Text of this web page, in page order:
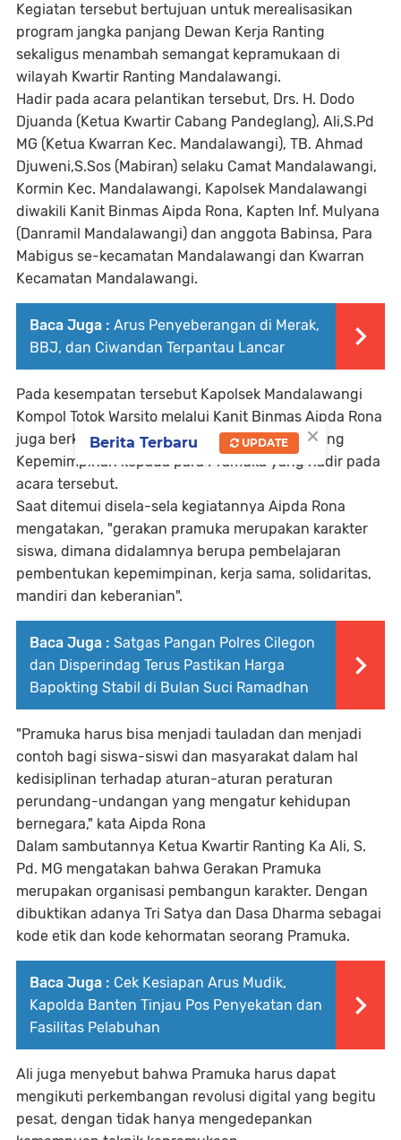
Kegiatan tersebut bertujuan untuk merealisasikan
program jangka panjang Dewan Kerja Ranting
sekaligus menambah semangat kepramukaan di
wilayah Kwartir Ranting Mandalawangi.
Hadir pada acara pelantikan tersebut, Drs. H. Dodo
Djuanda (Ketua Kwartir Cabang Pandeglang), Ali,S.Pd
MG (Ketua Kwarran Kec. Mandalawangi), TB. Ahmad
Djuweni,S.Sos (Mabiran) selaku Camat Mandalawangi,
Kormin Kec. Mandalawangi, Kapolsek Mandalawangi
diwakili Kanit Binmas Aipda Rona, Kapten Inf. Mulyana
(Danramil Mandalawangi) dan anggota Babinsa, Para
Mabigus se-kecamatan Mandalawangi dan Kwarran
Kecamatan Mandalawangi.
Baca Juga : Arus Penyeberangan di Merak,
BBJ, dan Ciwandan Terpantau Lancar
Pada kesempatan tersebut Kapolsek Mandalawangi
Kompol Totok Warsito melalui Kanit Binmas Aipda Rona
juga berkesempatan memberikan materi tentang
Kepemimpinan kepada para Pramuka yang hadir pada
acara tersebut.
Saat ditemui disela-sela kegiatannya Aipda Rona
mengatakan, "gerakan pramuka merupakan karakter
siswa, dimana didalamnya berupa pembelajaran
pembentukan kepemimpinan, kerja sama, solidaritas,
mandiri dan keberanian".
Baca Juga : Satgas Pangan Polres Cilegon
dan Disperindag Terus Pastikan Harga
Bapokting Stabil di Bulan Suci Ramadhan
"Pramuka harus bisa menjadi tauladan dan menjadi
contoh bagi siswa-siswi dan masyarakat dalam hal
kedisiplinan terhadap aturan-aturan peraturan
perundang-undangan yang mengatur kehidupan
bernegara," kata Aipda Rona
Dalam sambutannya Ketua Kwartir Ranting Ka Ali, S.
Pd. MG mengatakan bahwa Gerakan Pramuka
merupakan organisasi pembangun karakter. Dengan
dibuktikan adanya Tri Satya dan Dasa Dharma sebagai
kode etik dan kode kehormatan seorang Pramuka.
Baca Juga : Cek Kesiapan Arus Mudik,
Kapolda Banten Tinjau Pos Penyekatan dan
Fasilitas Pelabuhan
Ali juga menyebut bahwa Pramuka harus dapat
mengikuti perkembangan revolusi digital yang begitu
pesat, dengan tidak hanya mengedepankan
×
Berita Terbaru UPDATE